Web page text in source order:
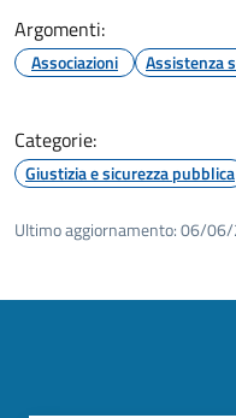
Argomenti:
Associazioni Assistenza
Categorie:
Giustizia e sicurezza pubblica
Ultimo aggiornamento:06/06/